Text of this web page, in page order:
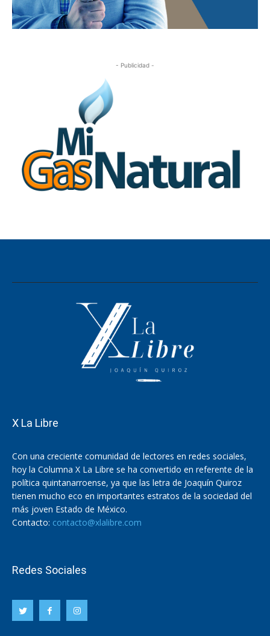
X La Libre
Con una creciente comunidad de lectores en redes sociales,
hoy la Columna X La Libre se ha convertido en referente de la
política quintanarroense, ya que las letra de Joaquín Quiroz
tienen mucho eco en importantes estratos de la sociedad del
más joven Estado de México.
Contacto: contacto@xlalibre.com
Redes Sociales